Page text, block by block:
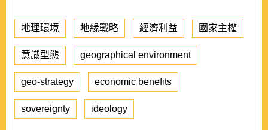
地理環境 地緣戰略 經濟利益 國家主權
意識型態 geographical environment
geo-strategy economic benefits
sovereignty ideology